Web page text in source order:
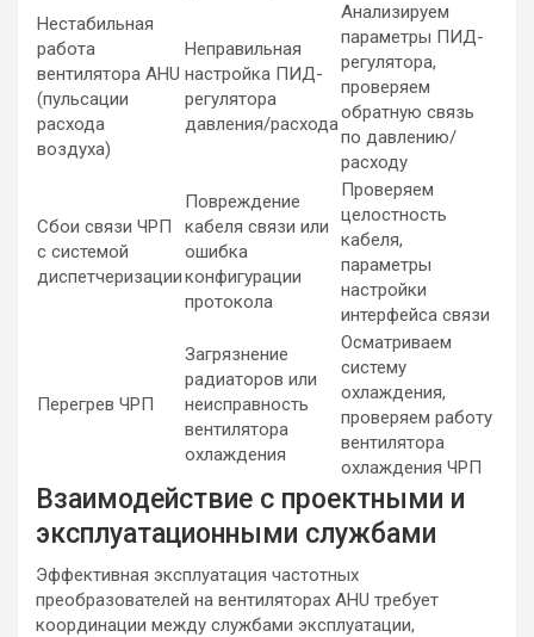
Нестабильная
работа
вентилятора AHU
(пульсации
расхода
воздуха)
Неправильная
настройка ПИД-
регулятора
давления/расхода
Анализируем
параметры ПИД-
регулятора,
проверяем
обратную связь
по давлению/
расходу
Сбои связи ЧРП
с системой
диспетчеризации
Повреждение
кабеля связи или
ошибка
конфигурации
протокола
Проверяем
целостность
кабеля,
параметры
настройки
интерфейса связи
Перегрев ЧРП
Загрязнение
радиаторов или
неисправность
вентилятора
охлаждения
Осматриваем
систему
охлаждения,
проверяем работу
вентилятора
охлаждения ЧРП
Взаимодействие с проектными и
эксплуатационными службами
Эффективная эксплуатация частотных
преобразователей на вентиляторах AHU требует
координации между службами эксплуатации,